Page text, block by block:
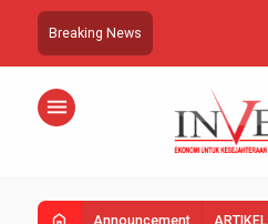
Breaking News
menu
Announcement ARTIKEL